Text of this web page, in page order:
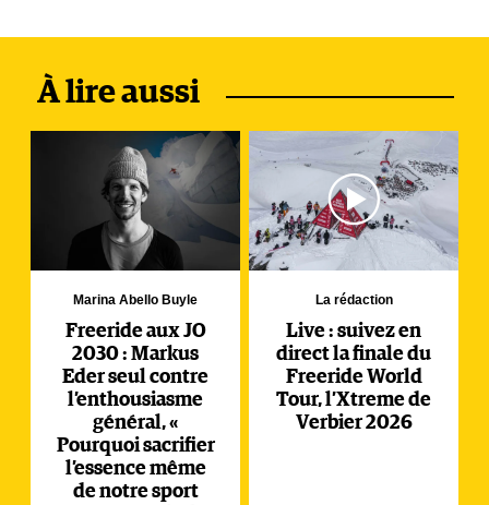
À lire aussi
Marina Abello Buyle
Freeride aux JO
2030 : Markus
Eder seul contre
l’enthousiasme
général, «
Pourquoi sacrifier
l’essence même
de notre sport
La rédaction
Live : suivez en
direct la finale du
Freeride World
Tour, l’Xtreme de
Verbier 2026